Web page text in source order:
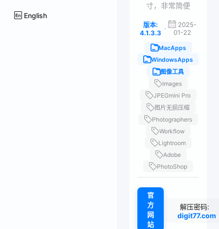
English
寸，非常简便
版本:
4.1.3.3
·
2025-
01-22
MacApps
WindowsApps
图像工具
Images
JPEGmini Pro
图片无损压缩
Photographers
Workflow
Lightroom
Adobe
PhotoShop
官
方
网
站
解压密码:
digit77.com